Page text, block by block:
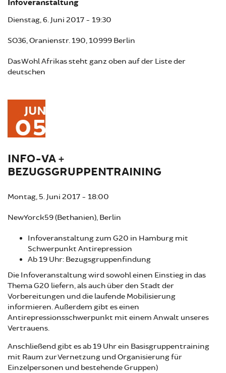
Infoveranstaltung
Dienstag, 6. Juni 2017 - 19:30
SO36, Oranienstr. 190, 10999 Berlin
Das Wohl Afrikas steht ganz oben auf der Liste der
deutschen
JUN
05
INFO-VA +
BEZUGSGRUPPENTRAINING
Montag, 5. Juni 2017 - 18:00
NewYorck59 (Bethanien), Berlin
Infoveranstaltung zum G20 in Hamburg mit
Schwerpunkt Antirepression
Ab 19 Uhr: Bezugsgruppenfindung
Die Infoveranstaltung wird sowohl einen Einstieg in das
Thema G20 liefern, als auch über den Stadt der
Vorbereitungen und die laufende Mobilisierung
informieren. Außerdem gibt es einen
Antirepressionsschwerpunkt mit einem Anwalt unseres
Vertrauens.
Anschließend gibt es ab 19 Uhr ein Basisgruppentraining
mit Raum zur Vernetzung und Organisierung für
Einzelpersonen und bestehende Gruppen)